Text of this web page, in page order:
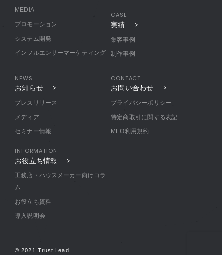
MEDIA
プロモーション
システム開発
インフルエンサーマーケティング
CASE
実績
集客事例
制作事例
NEWS
お知らせ
プレスリリース
メディア
セミナー情報
INFORMATION
お役立ち情報
工務店・ハウスメーカー向けコラ
ム
お役立ち資料
導入説明会
CONTACT
お問い合わせ
プライバシーポリシー
特定商取引に関する表記
MEO利用規約
© 2021 Trust Lead.